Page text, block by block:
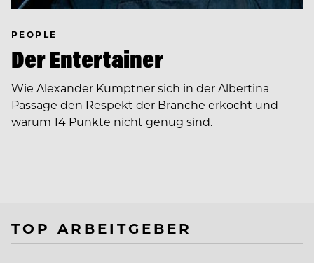
PEOPLE
Der Entertainer
Wie Alexander Kumptner sich in der Albertina
Passage den Respekt der Branche erkocht und
warum 14 Punkte nicht genug sind.
TOP ARBEITGEBER